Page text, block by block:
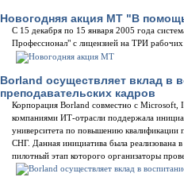
Новогодняя акция МТ "В
С 15 декабря по 15 января 2005 года
Профессионал" с лицензией на ТРИ
Borland осуществляет вклад в
преподавательских кадров
Корпорация Borland совместно с Microsoft,
компаниями ИТ-отрасли поддержала
университета по повышению квалификации
СНГ. Данная инициатива была реализована
пилотный этап которого организаторы